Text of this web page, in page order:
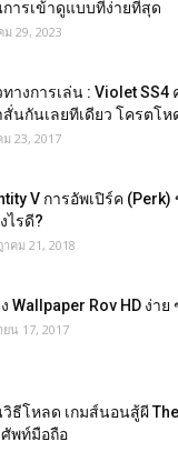
ารเข้าดูแบบที่ง่ายที่สุด
29, 2023
างการเล่น : Violet SS4
นกันเลยทีเดียว โครตโห
23, 2017
V การอัพเปิร์ค
ไรดี?
คม 21, 2018
Wallpaper Rov HD ง่าย
น 17, 2017
ธีโหลด เกมส์นอนสู้ผี
พท์มือถือ